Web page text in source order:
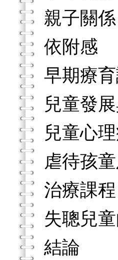
親子關係
依附感
早期療
兒童發
兒童心
虐待孩
治療課程
失聰兒
結論